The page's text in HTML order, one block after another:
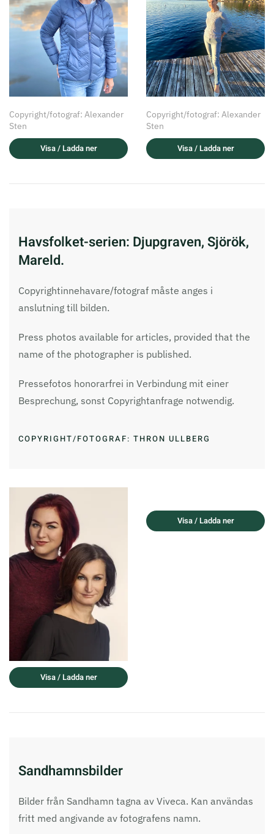
Copyright/fotograf: Alexander
Sten
Visa / Ladda ner
Copyright/fotograf: Alexander
Sten
Visa / Ladda ner
Havsfolket-serien: Djupgraven, Sjörök,
Mareld.
Copyrightinnehavare/fotograf måste anges i
anslutning till bilden.
Press photos available for articles, provided that the
name of the photographer is published.
Pressefotos honorarfrei in Verbindung mit einer
Besprechung, sonst Copyrightanfrage notwendig.
COPYRIGHT/FOTOGRAF: THRON ULLBERG
Visa / Ladda ner
Visa / Ladda ner
Sandhamnsbilder
Bilder från Sandhamn tagna av Viveca. Kan användas
fritt med angivande av fotografens namn.